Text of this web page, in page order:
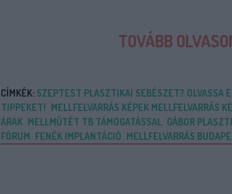
TOVÁBB
CÍMKÉK: SZEPTEST PLASZTIKAI SEBÉSZET? OLVASSA
TIPPEKET! MELLFELVARRÁS KÉPEK MELLFELVARRÁS
ÁRAK MELLMŰTÉT TB TÁMOGATÁSSAL GÁBOR
FÓRUM FENÉK IMPLANTÁCIÓ MELLFELVARRÁS